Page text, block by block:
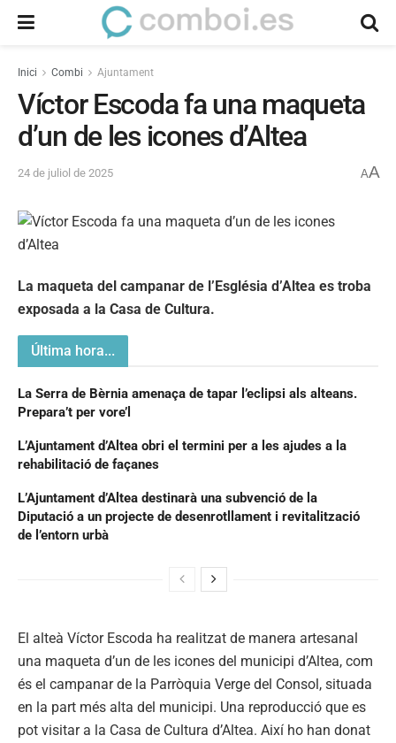
Inici Combi Ajuntament
Víctor Escoda fa una maqueta
d’un de les icones d’Altea
24 de juliol de 2025 AA
La maqueta del campanar de l’Església d’Altea es troba
exposada a la Casa de Cultura.
Última hora...
La Serra de Bèrnia amenaça de tapar l’eclipsi als alteans.
Prepara’t per vore’l
L’Ajuntament d’Altea obri el termini per a les ajudes a la
rehabilitació de façanes
L’Ajuntament d’Altea destinarà una subvenció de la
Diputació a un projecte de desenrotllament i revitalització
de l’entorn urbà
El alteà Víctor Escoda ha realitzat de manera artesanal
una maqueta d’un de les icones del municipi d’Altea, com
és el campanar de la Parròquia Verge del Consol, situada
en la part més alta del municipi. Una reproducció que es
pot visitar a la Casa de Cultura d’Altea. Així ho han donat